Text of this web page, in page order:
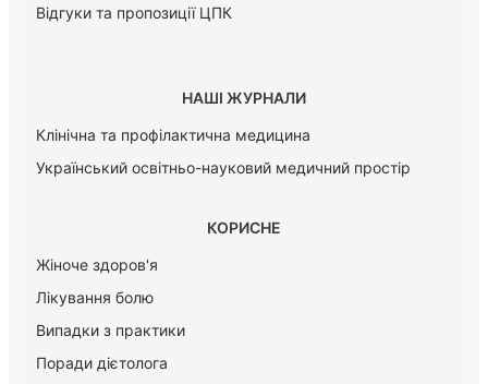
Відгуки та пропозиції ЦПК
НАШІ ЖУРНАЛИ
Клінічна та профілактична медицина
Український освітньо-науковий медичний простір
КОРИСНЕ
Жіноче здоров'я
Лікування болю
Випадки з практики
Поради дієтолога